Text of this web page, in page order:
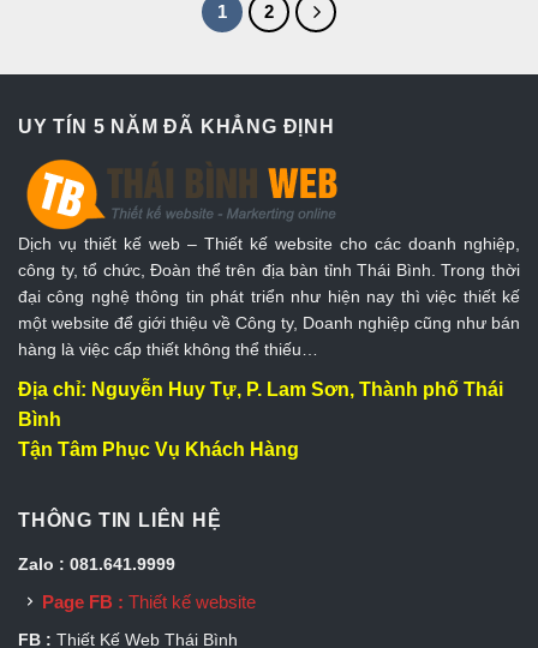
1 2
UY TÍN 5 NĂM ĐÃ KHẲNG ĐỊNH
Dịch vụ thiết kế web – Thiết kế website cho các doanh nghiệp,
công ty, tổ chức, Đoàn thể trên địa bàn tỉnh Thái Bình. Trong thời
đại công nghệ thông tin phát triển như hiện nay thì việc thiết kế
một website để giới thiệu về Công ty, Doanh nghiệp cũng như bán
hàng là việc cấp thiết không thể thiếu…
Địa chỉ: Nguyễn Huy Tự, P. Lam Sơn, Thành phố Thái
Bình
Tận Tâm Phục Vụ Khách Hàng
THÔNG TIN LIÊN HỆ
Zalo : 081.641.9999
Page FB : Thiết kế website
FB : Thiết Kế Web Thái Bình